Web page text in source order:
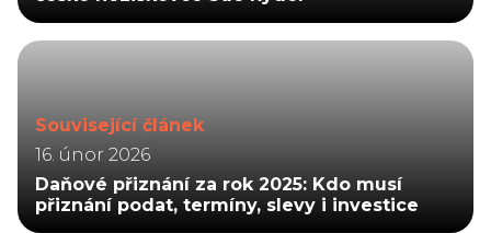
Související článek
16. únor 2026
Daňové přiznání za rok 2025: Kdo musí
přiznání podat, termíny, slevy i investice